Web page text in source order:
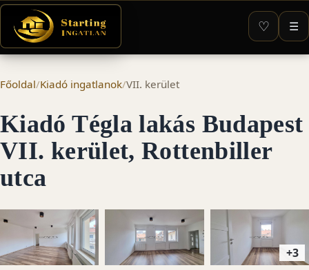
♡ ☰
Főoldal/Kiadó ingatlanok/VII. kerület
Kiadó Tégla lakás Budapest
VII. kerület, Rottenbiller
utca
+3